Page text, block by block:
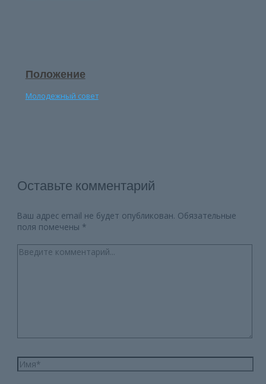
Положение
Молодежный совет
Оставьте комментарий
Ваш адрес email не будет опубликован. Обязательные
поля помечены *
Введите
Имя*